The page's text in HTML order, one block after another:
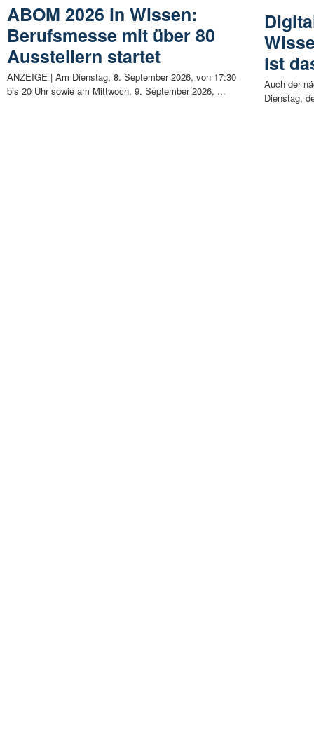
ABOM 2026 in Wissen:
Berufsmesse mit über 80
Ausstellern startet
ANZEIGE | Am Dienstag, 8. September 2026, von 17:30
bis 20 Uhr sowie am Mittwoch, 9. September 2026, ...
ist
Auch der
Dienstag,